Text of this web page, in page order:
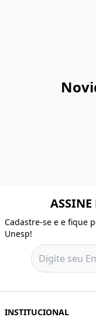
ASSINE
Cadastre-se e e fique
Unesp!
INSTITUCIONAL